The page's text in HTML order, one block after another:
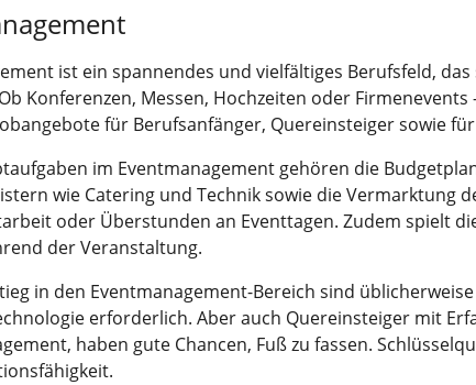
ist ein spannendes und vielfältiges Berufsfeld,
Konferenzen, Messen, Hochzeiten oder
für Berufsanfänger, Quereinsteiger sowie
im Eventmanagement gehören die
wie Catering und Technik sowie die Vermarktung
oder Überstunden an Eventtagen. Zudem spielt
der Veranstaltung.
in den Eventmanagement-Bereich sind
erforderlich. Aber auch Quereinsteiger mit
haben gute Chancen, Fuß zu fassen.